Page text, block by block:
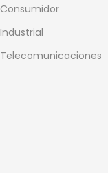
Consumidor
Industrial
Telecomunicaciones